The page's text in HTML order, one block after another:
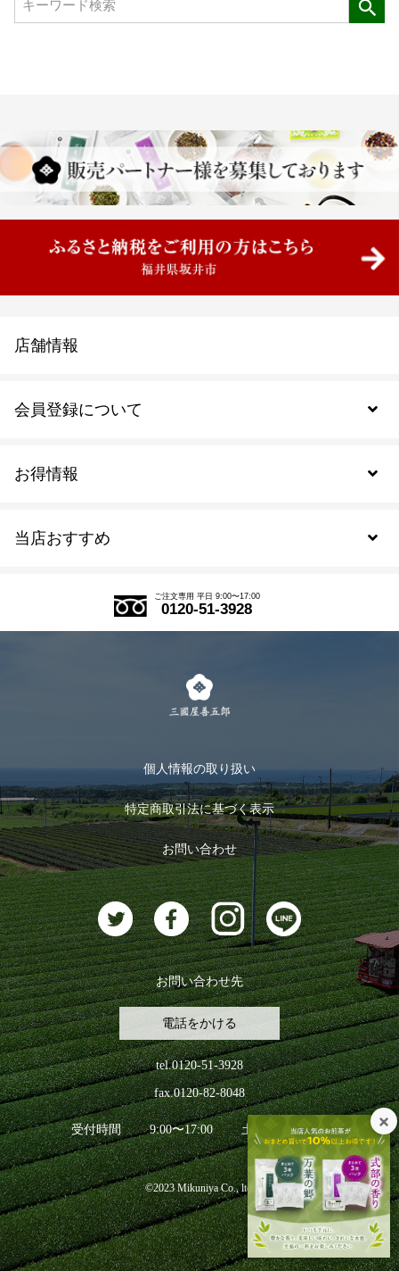
当店おすすめ
式部の香りシリーズ
お茶のギフト
おすすめのお茶
お茶に合うスイーツ
お得情報
会員登録について
会員規約について
ログイン
ログアウト
店舗情報
ご注文専用 平日 9:00〜17:00
0120-51-3928
個人情報の取り扱い
特定商取引法に基づく表示
お問い合わせ
お問い合わせ先
電話をかける
tel.0120-51-3928
fax.0120-82-8048
受付時間 9:00〜17:00 土日祝日を除く
©2023 Mikuniya Co., ltd.